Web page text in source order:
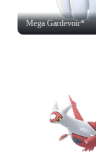
Mega Gardevoir*